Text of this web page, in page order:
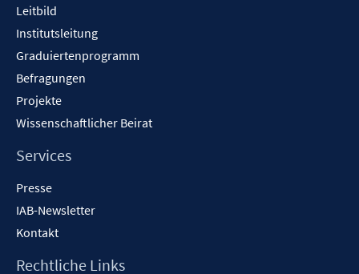
Leitbild
Institutsleitung
Graduiertenprogramm
Befragungen
Projekte
Wissenschaftlicher Beirat
Services
Presse
IAB-Newsletter
Kontakt
Rechtliche Links